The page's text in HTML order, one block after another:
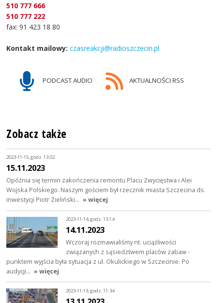
510 777 666
510 777 222
fax: 91 423 18 80
Kontakt mailowy: czasreakcji@radioszczecin.pl
PODCAST AUDIO AKTUALNOŚCI RSS
Zobacz także
2023-11-15, godz. 13:02
15.11.2023
Opóźnia się termin zakończenia remontu Placu Zwycięstwa i Alei
Wojska Polskiego. Naszym gościem był rzecznik miasta Szczecina ds.
inwestycji Piotr Zieliński… » więcej
2023-11-14, godz. 13:14
14.11.2023
Wczoraj rozmawialiśmy nt. uciążliwości
związanych z sąsiedztwem placów zabaw -
punktem wyjścia była sytuacja z ul. Okulickiego w Szczecinie. Po
audycji… » więcej
2023-11-13, godz. 11:34